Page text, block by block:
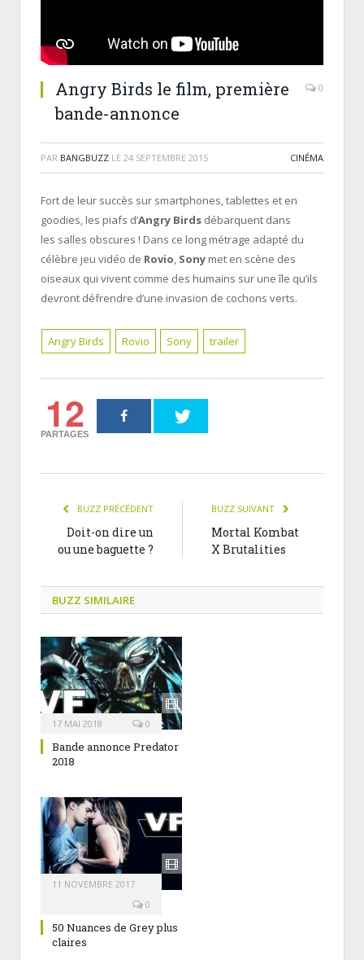
Angry Birds le film, première
bande-annonce
0
PAR BANGBUZZ LE 24 SEPTEMBRE 2015 CINÉMA
Fort de leur succès sur smartphones, tablettes et en
goodies, les piafs d’Angry Birds débarquent dans
les salles obscures ! Dans ce long métrage adapté du
célèbre jeu vidéo de Rovio, Sony met en scène des
oiseaux qui vivent comme des humains sur une île qu’ils
devront défrendre d’une invasion de cochons verts.
Angry Birds Rovio Sony trailer
12
PARTAGES
BUZZ PRÉCÉDENT
Doit-on dire un
ou une baguette ?
BUZZ SUIVANT
Mortal Kombat
X Brutalities
BUZZ SIMILAIRE
17 MAI 2018 0
Bande annonce Predator
2018
11 NOVEMBRE 2017
0
50 Nuances de Grey plus
claires